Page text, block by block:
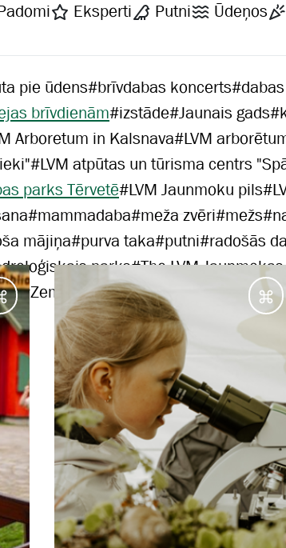
Eksperti Putni Ūdeņos
pie ūdens#brīvdabas koncerts#
brīvdienām#izstāde#Jaunais gads#
Arboretum in Kalsnava#LVM
#LVM atpūtas un tūrisma centrs
parks Tērvetē#LVM Jaunmoku pils#
#mammadaba#meža zvēri#mežs#
mājiņa#purva taka#putni#radošās
parks#The LVM
#Zemgale#ziema
Galamērķi